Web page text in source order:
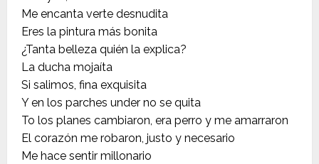
Me encanta verte desnudita
Eres la pintura más bonita
¿Tanta belleza quién la explica?
La ducha mojaíta
Si salimos, fina exquisita
Y en los parches under no se quita
To los planes cambiaron, era perro y me amarraron
El corazón me robaron, justo y necesario
Me hace sentir millonario